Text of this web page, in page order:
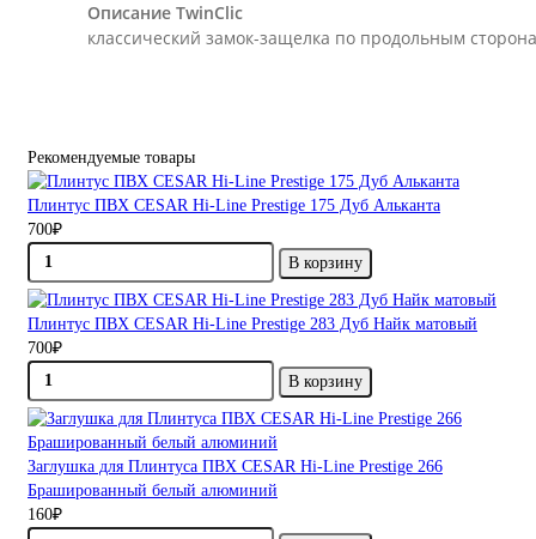
Описание TwinClic
классический замок-защелка по продольным
Рекомендуемые товары
Плинтус ПВХ CESAR Hi-Line Prestige 175 Дуб Альканта
700₽
В корзину
Плинтус ПВХ CESAR Hi-Line Prestige 283 Дуб Найк матовый
700₽
В корзину
Заглушка для Плинтуса ПВХ CESAR Hi-Line Prestige 266
Брашированный белый алюминий
160₽